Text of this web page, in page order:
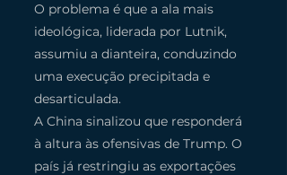
O problema é que a ala mais
ideológica, liderada por Lutnik,
assumiu a dianteira, conduzindo
uma execução precipitada e
desarticulada.
A China sinalizou que responderá
à altura às ofensivas de Trump. O
país já restringiu as exportações